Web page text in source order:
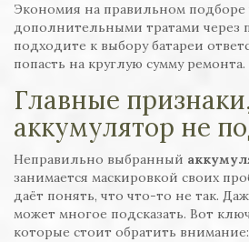
Экономия на правильном подборе
дополнительными тратами через
подходите к выбору батареи
попасть на круглую сумму ремонта.
Главные
аккумулятор не
Неправильно выбранный
занимается маскировкой своих
даёт понять, что что-то не так.
может многое подсказать. Вот
которые стоит обратить внимание: